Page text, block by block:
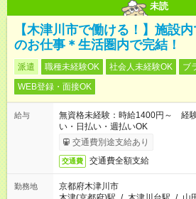
未読
【木津川市で働ける！】施設
のお仕事＊生活圏内で完結！
派遣 職種未経験OK 社会人未経験OK
ブ
WEB登録・面接OK
給与
無資格未経験：時給1400円～
い・日払い・週払いOK
交通費別途支給あり
交通費 交通費全額支給
勤務地
京都府木津川市